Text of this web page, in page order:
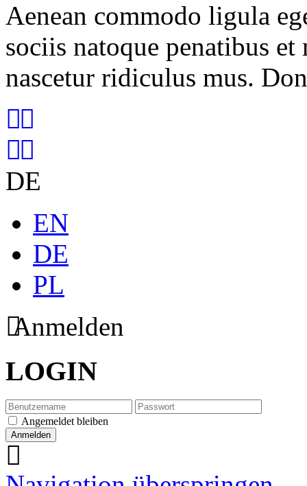
Aenean commodo ligula
sociis natoque penatibus
nascetur ridiculus mus.
DE
EN
DE
PL
Anmelden
LOGIN
Angemeldet bleiben